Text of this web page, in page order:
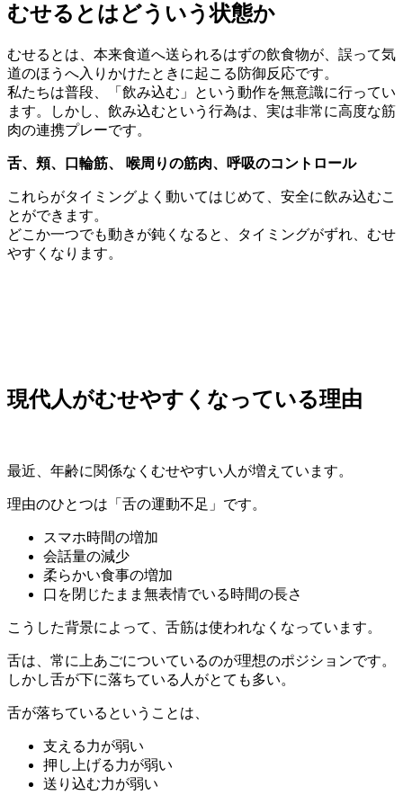
むせるとはどういう状態か
むせるとは、本来食道へ送られるはずの飲食物が、誤って気
道のほうへ入りかけたときに起こる防御反応です。
私たちは普段、「飲み込む」という動作を無意識に行ってい
ます。しかし、飲み込むという行為は、実は非常に高度な筋
肉の連携プレーです。
舌、頬、口輪筋、 喉周りの筋肉、呼吸のコントロール
これらがタイミングよく動いてはじめて、安全に飲み込むこ
とができます。
どこか一つでも動きが鈍くなると、タイミングがずれ、むせ
やすくなります。
現代人がむせやすくなっている理由
最近、年齢に関係なくむせやすい人が増えています。
理由のひとつは「舌の運動不足」です。
スマホ時間の増加
会話量の減少
柔らかい食事の増加
口を閉じたまま無表情でいる時間の長さ
こうした背景によって、舌筋は使われなくなっています。
舌は、常に上あごについているのが理想のポジションです。
しかし舌が下に落ちている人がとても多い。
舌が落ちているということは、
支える力が弱い
押し上げる力が弱い
送り込む力が弱い